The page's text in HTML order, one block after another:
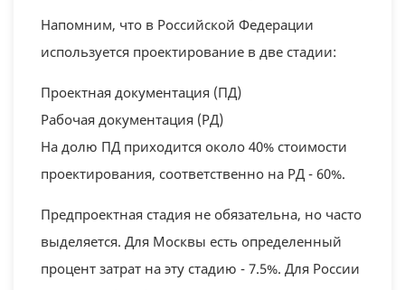
Напомним, что в Российской Федерации
используется проектирование в две стадии:
Проектная документация (ПД)
Рабочая документация (РД)
На долю ПД приходится около 40% стоимости
проектирования, соответственно на РД - 60%.
Предпроектная стадия не обязательна, но часто
выделяется. Для Москвы есть определенный
процент затрат на эту стадию - 7.5%. Для России